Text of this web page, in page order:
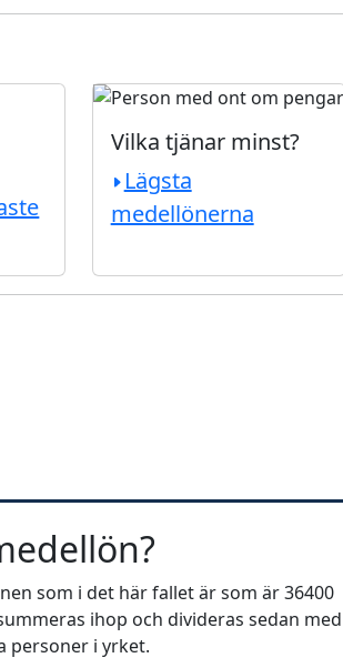
Vilka tjänar minst?
Lägsta
medellönerna
som i det här fallet är som är 36400
ihop och divideras sedan med
personer i yrket.